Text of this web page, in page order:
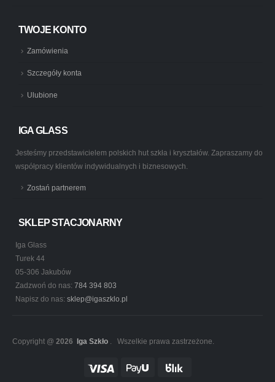
TWOJE KONTO
Zamówienia
Szczegóły konta
Ulubione
IGA GLASS
Jesteśmy przedstawicielem polskich hut szkła i kryształów. Zapraszamy do
współpracy klientów indywidualnych i biznesowych.
Zostań partnerem
SKLEP STACJONARNY
Iga Glass
Turek 44
05-306 Jakubów
Zadzwoń do nas: 784 394 803
Napisz do nas: sklep@igaszklo.pl
Copyright @ 2026 Iga Szkło . Wszelkie prawa zastrzeżone.